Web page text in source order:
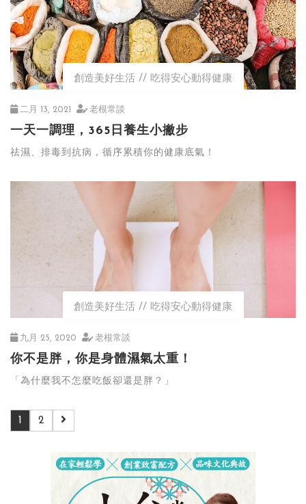
創造美好生活 吃得安心動得健康
二月 13, 2021 老根常談
一天一調理，365日養生小撇步
祛濕、排毒到抗病，循序累積你的健康底氣！
創造美好生活 吃得安心動得健康
九月 25, 2020 老根常談
你不是胖，你是身體濕氣太重！
「為什麼我不怎麼吃飯卻還是胖？」
1 2